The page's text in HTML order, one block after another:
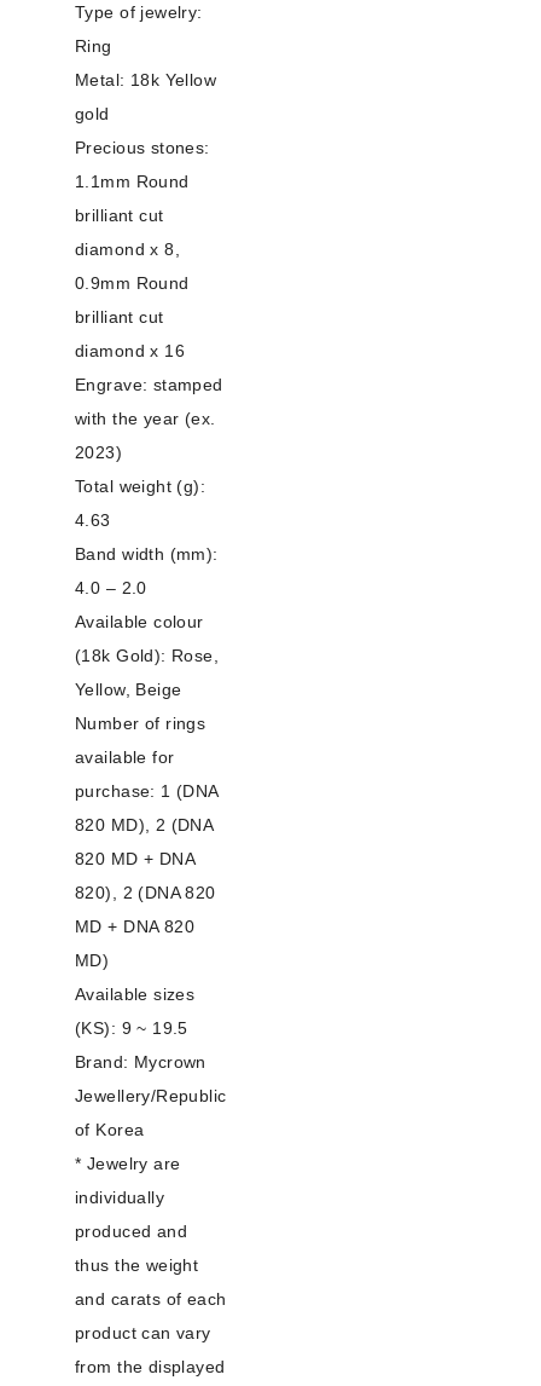
Type of jewelry:
Ring
Metal: 18k Yellow
gold
Precious stones:
1.1mm Round
brilliant cut
diamond x 8,
0.9mm Round
brilliant cut
diamond x 16
Engrave: stamped
with the year (ex.
2023)
Total weight (g):
4.63
Band width (mm):
4.0 – 2.0
Available colour
(18k Gold): Rose,
Yellow, Beige
Number of rings
available for
purchase: 1 (DNA
820 MD), 2 (DNA
820 MD + DNA
820), 2 (DNA 820
MD + DNA 820
MD)
Available sizes
(KS): 9 ~ 19.5
Brand: Mycrown
Jewellery/Republic
of Korea
* Jewelry are
individually
produced and
thus the weight
and carats of each
product can vary
from the displayed